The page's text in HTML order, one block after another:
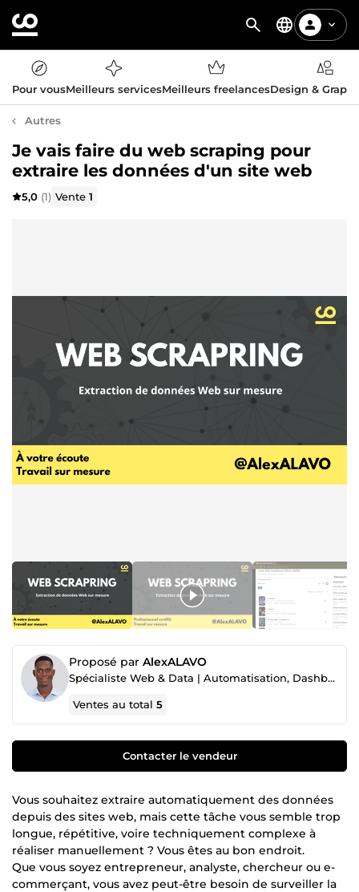
Pour vousMeilleurs servicesMeilleurs freelancesDesign &
Autres
Je vais faire du web scraping pour
extraire les données d'un site web
5,0 (1) Vente1
Proposé par AlexALAVO
Spécialiste Web & Data | Automatisation, Dashboards, Sites Professionnels
Ventes au total5
Contacter le vendeur
Vous souhaitez extraire automatiquement des données
depuis des sites web, mais cette tâche vous semble trop
longue, répétitive, voire techniquement complexe à
réaliser manuellement ? Vous êtes au bon endroit.
Que vous soyez entrepreneur, analyste, chercheur ou e-
commerçant, vous avez peut-être besoin de surveiller la